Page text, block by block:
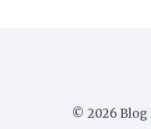
© 2026 Blog